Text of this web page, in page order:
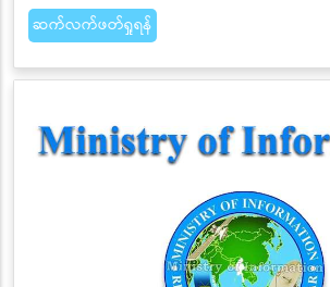
ဆက်လက်ဖတ်ရှုရန်